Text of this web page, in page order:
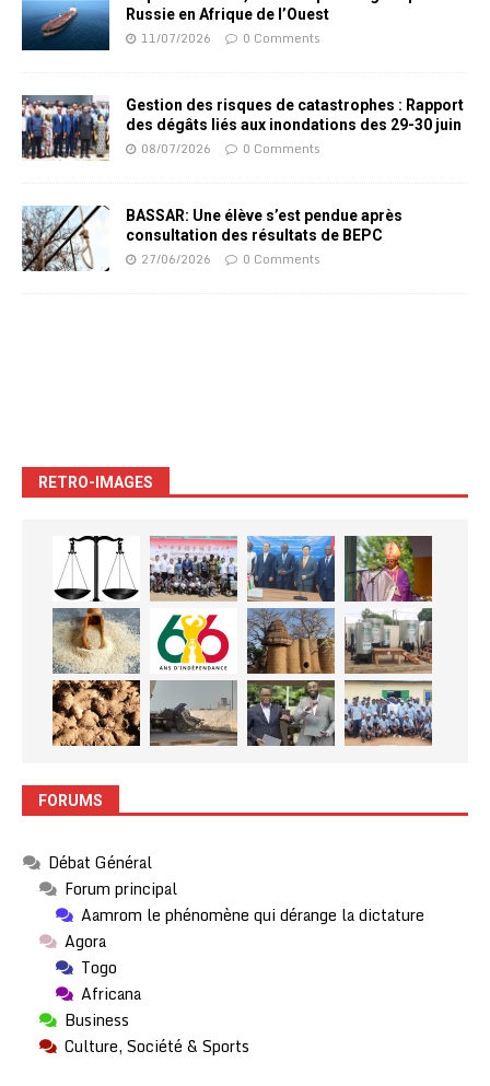
Russie en Afrique de l’Ouest
11/07/2026 0 Comments
Gestion des risques de catastrophes : Rapport
des dégâts liés aux inondations des 29-30 juin
08/07/2026 0 Comments
BASSAR: Une élève s’est pendue après
consultation des résultats de BEPC
27/06/2026 0 Comments
RETRO-IMAGES
FORUMS
Débat Général
Forum principal
Aamrom le phénomène qui dérange la dictature
Agora
Togo
Africana
Business
Culture, Société & Sports